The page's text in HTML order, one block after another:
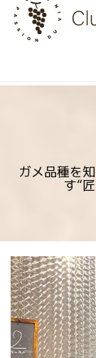
Skip
content
ガメ品種を
す“